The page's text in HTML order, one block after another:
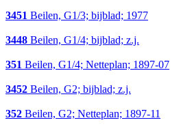
3451 Beilen, G1/3; bijblad; 1977
3448 Beilen, G1/4; bijblad; z.j.
351 Beilen, G1/4; Netteplan; 1897-07
3452 Beilen, G2; bijblad; z.j.
352 Beilen, G2; Netteplan; 1897-11